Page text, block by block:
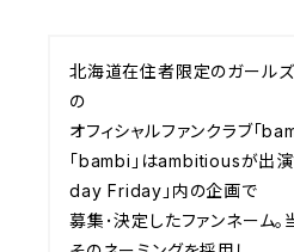
北海道在住者限定のガール
の
オフィシャルファンクラブ「
「bambi」はambitiousが出
day Friday」内の企画で
募集･決定したファンネーム。